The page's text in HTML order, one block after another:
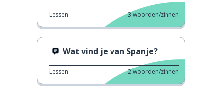
Lessen 3woorden/zinnen
Wat vind je van Spanje?
Lessen 2woorden/zinnen